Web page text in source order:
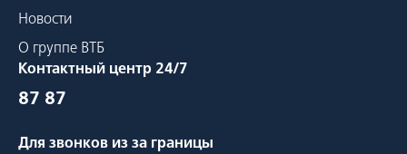
Новости
О группе ВТБ
Контактный центр 24/7
87 87
Для звонков из за границы